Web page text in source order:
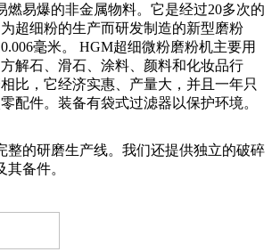
燃易爆的非金属物料。它是经过20多次的
超细粉的生产而研发制造的新型磨粉
毫米。 HGM超细微粉磨粉机主要用
解石、滑石、涂料、颜料和化妆品行
比，它经济实惠、产量大，并且一年只
配件。装备有袋式过滤器以保护环境。
整的研磨生产线。我们还提供独立的破碎
备件。